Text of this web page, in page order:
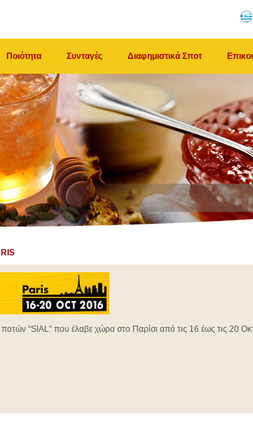
Ποιότητα Συνταγές Διαφημιστικά Σποτ
ποτών “SIAL” που έλαβε χώρα στο Παρίσι από τις 16 έως τις 20